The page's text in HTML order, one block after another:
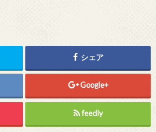
シェア
Google+
feedly